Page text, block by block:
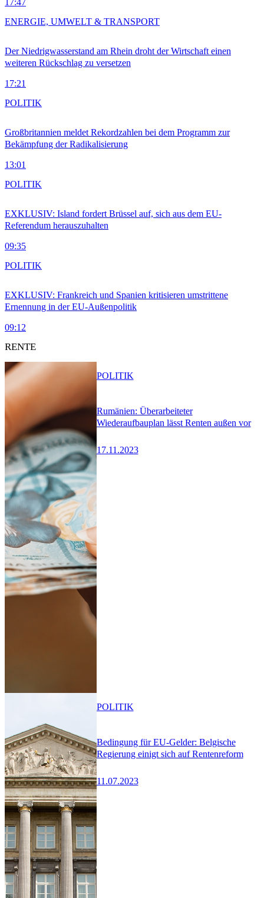
17:47
Der Niedrigwasserstand am Rhein droht der Wirtschaft einen
weiteren Rückschlag zu versetzen
17:21
ENERGIE, UMWELT & TRANSPORT
Großbritannien meldet Rekordzahlen bei dem Programm zur
Bekämpfung der Radikalisierung
13:01
POLITIK
EXKLUSIV: Island fordert Brüssel auf, sich aus dem EU-
Referendum herauszuhalten
09:35
POLITIK
EXKLUSIV: Frankreich und Spanien kritisieren umstrittene
Ernennung in der EU-Außenpolitik
09:12
POLITIK
RENTE
Rumänien: Überarbeiteter
Wiederaufbauplan lässt Renten außen vor
17.11.2023
POLITIK
Bedingung für EU-Gelder: Belgische
Regierung einigt sich auf Rentenreform
11.07.2023
POLITIK